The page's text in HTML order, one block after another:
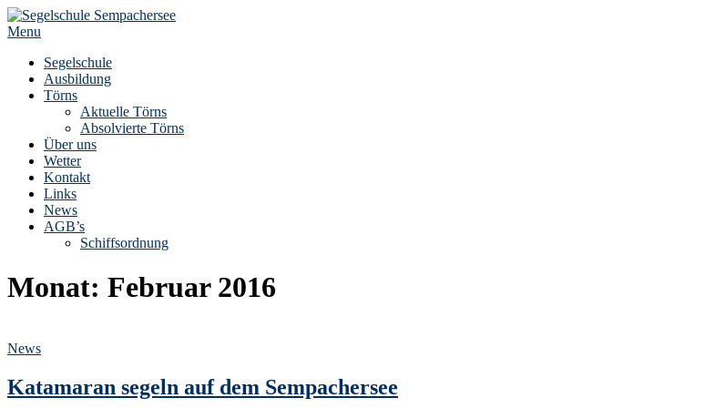
Skip
to
Menu
Segelschule
Ausbildung
Törns
Aktuelle Törns
Absolvierte Törns
Über uns
Wetter
Kontakt
Links
News
AGB’s
Schiffsordnung
Monat: Februar 2016
News
Katamaran segeln auf dem Sempachersee